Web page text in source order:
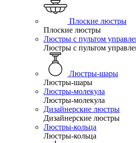
Плоские люстры
Плоские люстры
Люстры с пультом
Люстры с пультом
Люстры-шары
Люстры-шары
Люстры-молекула
Люстры-молекула
Дизайнерские люстры
Дизайнерские люстры
Люстры-кольца
Люстры-кольца